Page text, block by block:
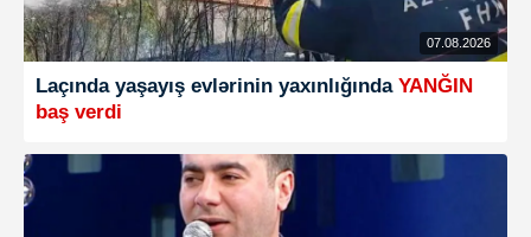
07.08.2026
Laçında yaşayış evlərinin yaxınlığında YANĞIN
baş verdi